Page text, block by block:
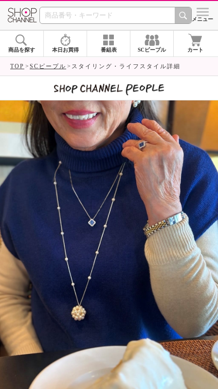
SHOP CHANNEL シメニュー
商品を探す 本日お買得 番組表 SCピープル カート
TOP SCピープル スタイリング・ライフスタイル詳細